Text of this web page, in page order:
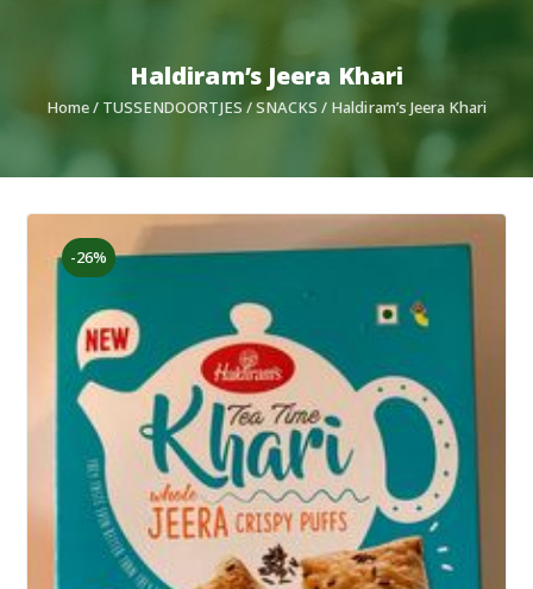
Haldiram’s Jeera Khari
Home/ TUSSENDOORTJES/SNACKS / Haldiram’s Jeera Khari
-26%